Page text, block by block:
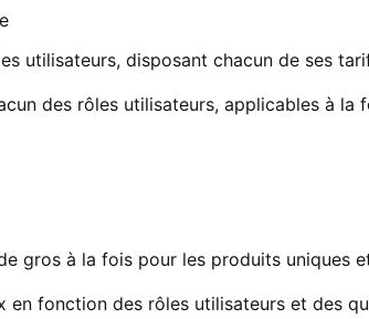
utilisateurs, disposant chacun de ses
des rôles utilisateurs, applicables à
gros à la fois pour les produits uniques
en fonction des rôles utilisateurs et des